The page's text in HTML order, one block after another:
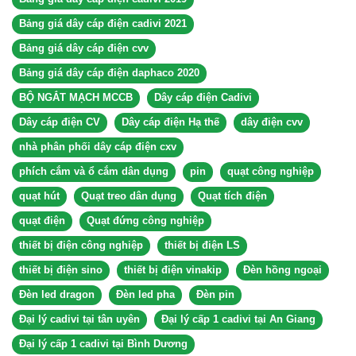
Bảng giá dây cáp điện cadivi 2021
Bảng giá dây cáp điện cvv
Bảng giá dây cáp điện daphaco 2020
BỘ NGẮT MẠCH MCCB Dây cáp điện Cadivi
Dây cáp điện CV Dây cáp điện Hạ thế dây điện cvv
nhà phân phối dây cáp điện cxv
phích cắm và ổ cắm dân dụng pin quạt công nghiệp
quạt hút Quạt treo dân dụng Quạt tích điện
quạt điện Quạt đứng công nghiệp
thiết bị điện công nghiệp thiết bị điện LS
thiết bị điện sino thiết bị điện vinakip Đèn hồng ngoại
Đèn led dragon Đèn led pha Đèn pin
Đại lý cadivi tại tân uyên Đại lý cấp 1 cadivi tại An Giang
Đại lý cấp 1 cadivi tại Bình Dương